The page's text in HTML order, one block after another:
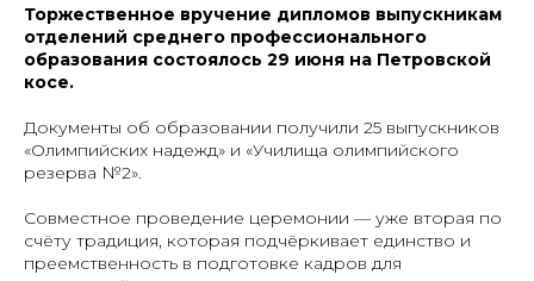
Торжественное вручение дипломов выпускникам
отделений среднего профессионального
образования состоялось 29 июня на Петровской
косе.
Документы об образовании получили 25 выпускников
«Олимпийских надежд» и «Училища олимпийского
резерва №2».
Совместное проведение церемонии — уже вторая по
счёту традиция, которая подчёркивает единство и
преемственность в подготовке кадров для